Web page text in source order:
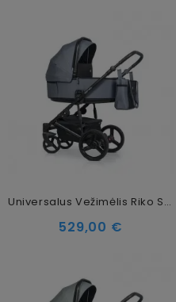
Universalus Vežimėlis Riko Senso 2in1 Denim
529,00 €